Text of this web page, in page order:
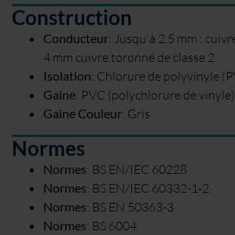
Construction
Conducteur: Jusqu'à 2,5 mm :
4 mm cuivre toronné de classe 2
Isolation: Chlorure de polyvinyle
Gaine: PVC (polychlorure de vinyle)
Gaine Couleur: Gris
Normes
Normes: BS EN/IEC 60228
Normes: BS EN/IEC 60332-1-2
Normes: BS EN 50363-3
Normes: BS 6004